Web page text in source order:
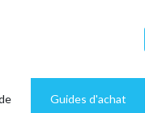
Guides d'achat